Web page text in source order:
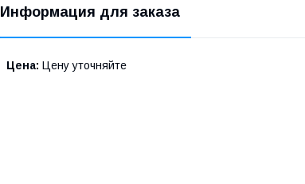
Информация для заказа
Цена: Цену уточняйте